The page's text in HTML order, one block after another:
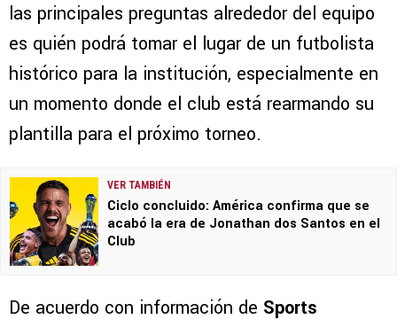
las principales preguntas alrededor del equipo
es quién podrá tomar el lugar de un futbolista
histórico para la institución, especialmente en
un momento donde el club está rearmando su
plantilla para el próximo torneo.
VER TAMBIÉN
Ciclo concluido: América confirma que se
acabó la era de Jonathan dos Santos en el
Club
De acuerdo con información de Sports